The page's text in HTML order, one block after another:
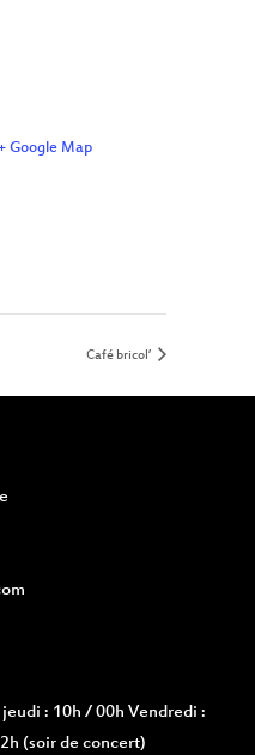
Google Map
Café bricol’
: 10h / 00h Vendredi :
(soir de concert)